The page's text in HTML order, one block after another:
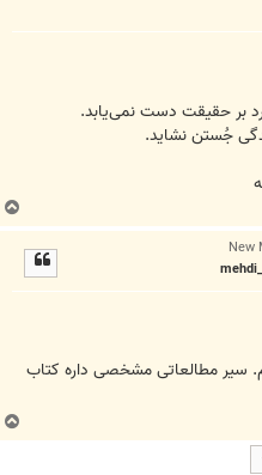
بر حقیقت دست نمی‌یابد.
جُستن نشاید.
New
سیر مطالعاتی مشخصی داره کتاب